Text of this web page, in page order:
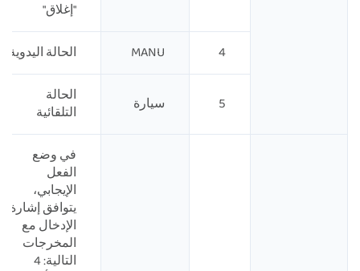
"إغلاق"
4
MANU الحالة اليدوية
5 سيارة
الحالة
التلقائية
في وضع
الفعل
الإيجابي،
يتوافق إشارة
الإدخال مع
المخرجات
التالية: 4